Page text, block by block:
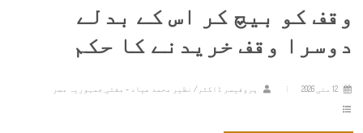
وقف کو بیچ کر اس کے بدلے
دوسرا وقف خریدنے کا حکم
پروفیسر ڈاکٹر/ نظیر محمد عیاد - مفتی جمہوریہ مصر